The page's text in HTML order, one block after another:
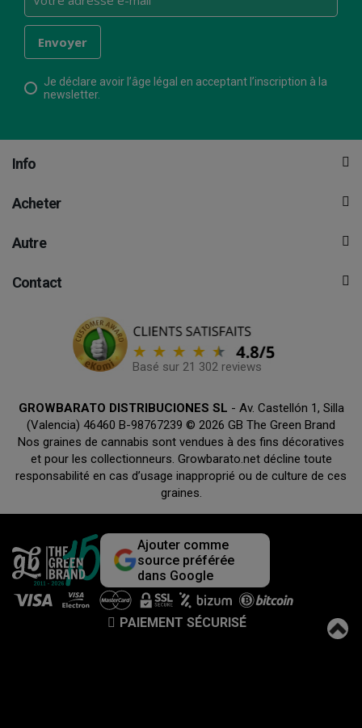
Je déclare avoir l’âge légal en acceptant l’inscription à la
newsletter.
Info
Acheter
Autre
Contact
Basé sur 21 302 reviews
GROWBARATO DISTRIBUCIONES SL - Av. Castellón 1, Silla
(Valencia) 46460 B-98767239 © 2026 GB The Green Brand
Nos graines de cannabis sont vendues à des fins décoratives
et pour les collectionneurs. Growbarato.net décline toute
responsabilité en cas d’usage inapproprié ou de culture de ces
graines.
Ajouter comme
source préférée
dans Google
PAIEMENT SÉCURISÉ